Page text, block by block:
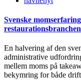
Svenske
restaurationsbranchen
En halvering af den
administrative
mellem moms på
bekymring for både